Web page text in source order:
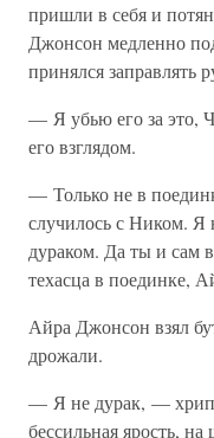
пришли в себя и
Джонсон медленно
принялся заправлять
— Я убью его за это,
его взглядом.
— Только не в
случилось с Ником. Я
дураком. Да ты и сам
техасца в поединке,
Айра Джонсон взял
дрожали.
— Я не дурак, —
бессильная ярость,